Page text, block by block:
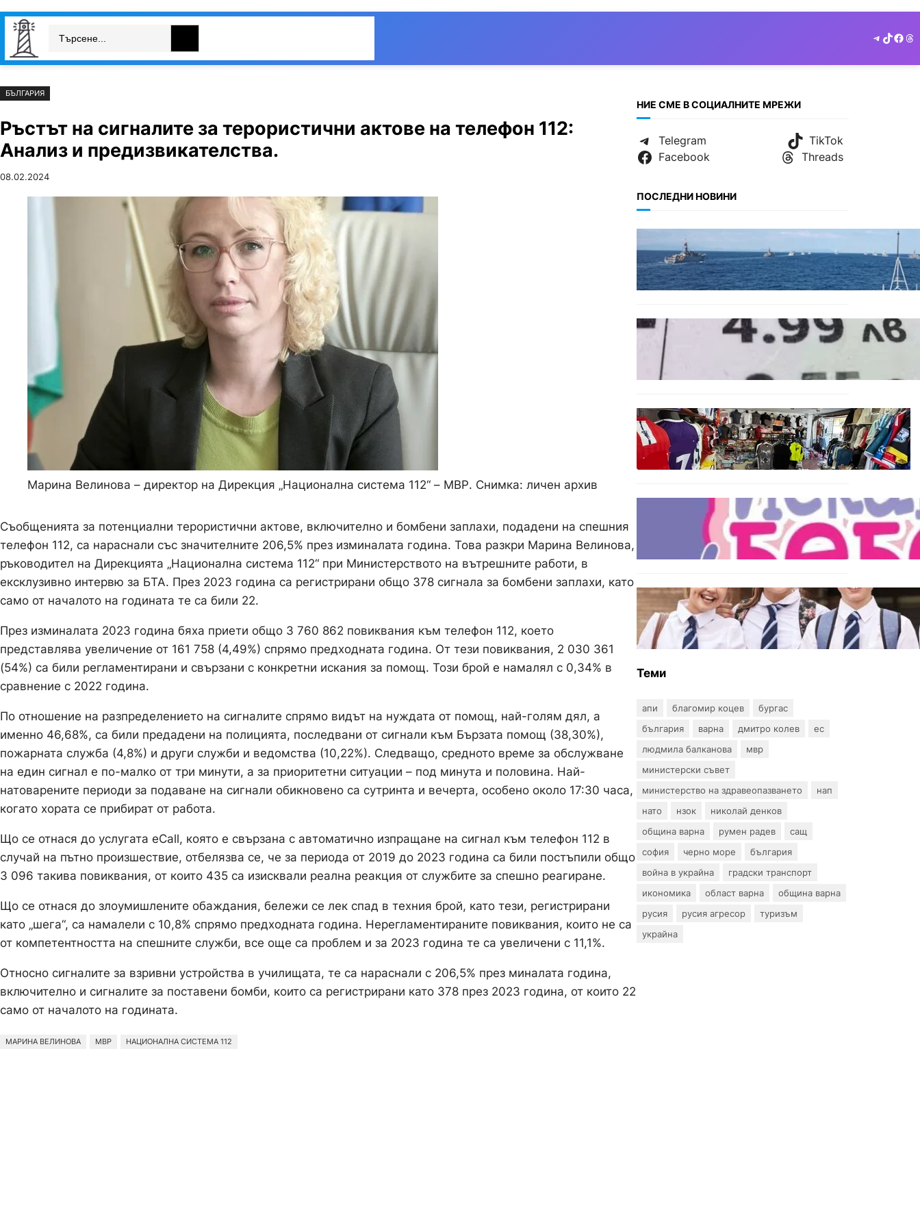
Към
съдържанието
Skip
cont
Telegram
TikTok
БЪЛГАРИЯ
Ръстът на сигналите за терористични актове на телефон 112:
Анализ и предизвикателства.
08.02.2024
Марина Велинова – директор на Дирекция „Национална система 112“ – МВР. Снимка: личен архив
Съобщенията за потенциални терористични актове, включително и бомбени заплахи, подадени на спешния
телефон 112, са нараснали със значителните 206,5% през изминалата година. Това разкри Марина Велинова,
ръководител на Дирекцията „Национална система 112“ при Министерството на вътрешните работи, в
ексклузивно интервю за БТА. През 2023 година са регистрирани общо 378 сигнала за бомбени заплахи, като
само от началото на годината те са били 22.
През изминалата 2023 година бяха приети общо 3 760 862 повиквания към телефон 112, което
представлява увеличение от 161 758 (4,49%) спрямо предходната година. От тези повиквания, 2 030 361
(54%) са били регламентирани и свързани с конкретни искания за помощ. Този брой е намалял с 0,34% в
сравнение с 2022 година.
По отношение на разпределението на сигналите спрямо видът на нуждата от помощ, най-голям дял, а
именно 46,68%, са били предадени на полицията, последвани от сигнали към Бързата помощ (38,30%),
пожарната служба (4,8%) и други служби и ведомства (10,22%). Следващо, средното време за обслужване
на един сигнал е по-малко от три минути, а за приоритетни ситуации – под минута и половина. Най-
натоварените периоди за подаване на сигнали обикновено са сутринта и вечерта, особено около 17:30 часа,
когато хората се прибират от работа.
Що се отнася до услугата eCall, която е свързана с автоматично изпращане на сигнал към телефон 112 в
случай на пътно произшествие, отбелязва се, че за периода от 2019 до 2023 година са били постъпили общо
3 096 такива повиквания, от които 435 са изисквали реална реакция от службите за спешно реагиране.
Що се отнася до злоумишлените обаждания, бележи се лек спад в техния брой, като тези, регистрирани
като „шега“, са намалели с 10,8% спрямо предходната година. Нерегламентираните повиквания, които не са
от компетентността на спешните служби, все още са проблем и за 2023 година те са увеличени с 11,1%.
Относно сигналите за взривни устройства в училищата, те са нараснали с 206,5% през миналата година,
включително и сигналите за поставени бомби, които са регистрирани като 378 през 2023 година, от които 22
само от началото на годината.
МАРИНА ВЕЛИНОВА МВР НАЦИОНАЛНА СИСТЕМА 112
НИЕ СМЕ В СОЦИАЛНИТЕ МРЕЖИ
Telegram
TikTok
Facebook
Threads
ПОСЛЕДНИ НОВИНИ
Нов минен ловец за
българския флот пристига
до края на годината
БЪЛГАРИЯ
Левът изчезва от
само в евро
БЪЛГАРИЯ
Иззеха фалшиви стоки за
близо 650 000 евро при
акция във Варна и „Златни
пясъци“
Инвитро подкрепата под
въпрос? „Искам бебе“ се
обяви срещу
прехвърлянето на Центъра
ИКОНОМИКА
Колко ще струват
училищните униформи във
Варна тази година
Теми
апи благомир коцев
бургас
българия
варна дмитро колев
ес
людмила балканова
мвр
министерски съвет
министерство на здравеопазването
нап
нато
нзок
николай денков
община варна
румен радев
сащ
софия
черно море
българия
война в украйна
градски транспорт
икономика
област варна
община варна
русия
русия агресор
туризъм
украйна